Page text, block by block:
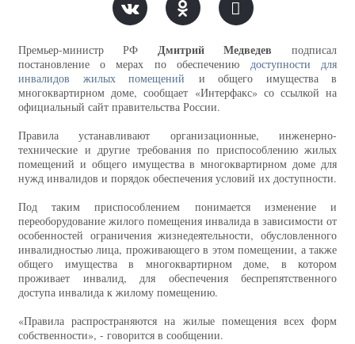
Премьер-министр РФ Дмитрий Медведев подписал
постановление о мерах по обеспечению доступности для
инвалидов жилых помещений и общего имущества в
многоквартирном доме, сообщает «Интерфакс» со ссылкой на
официальный сайт правительства России.
Правила устанавливают организационные, инженерно-
технические и другие требования по приспособлению жилых
помещений и общего имущества в многоквартирном доме для
нужд инвалидов и порядок обеспечения условий их доступности.
Под таким приспособлением понимается изменение и
переоборудование жилого помещения инвалида в зависимости от
особенностей ограничения жизнедеятельности, обусловленного
инвалидностью лица, проживающего в этом помещении, а также
общего имущества в многоквартирном доме, в котором
проживает инвалид, для обеспечения беспрепятственного
доступа инвалида к жилому помещению.
«Правила распространяются на жилые помещения всех форм
собственности», - говорится в сообщении.